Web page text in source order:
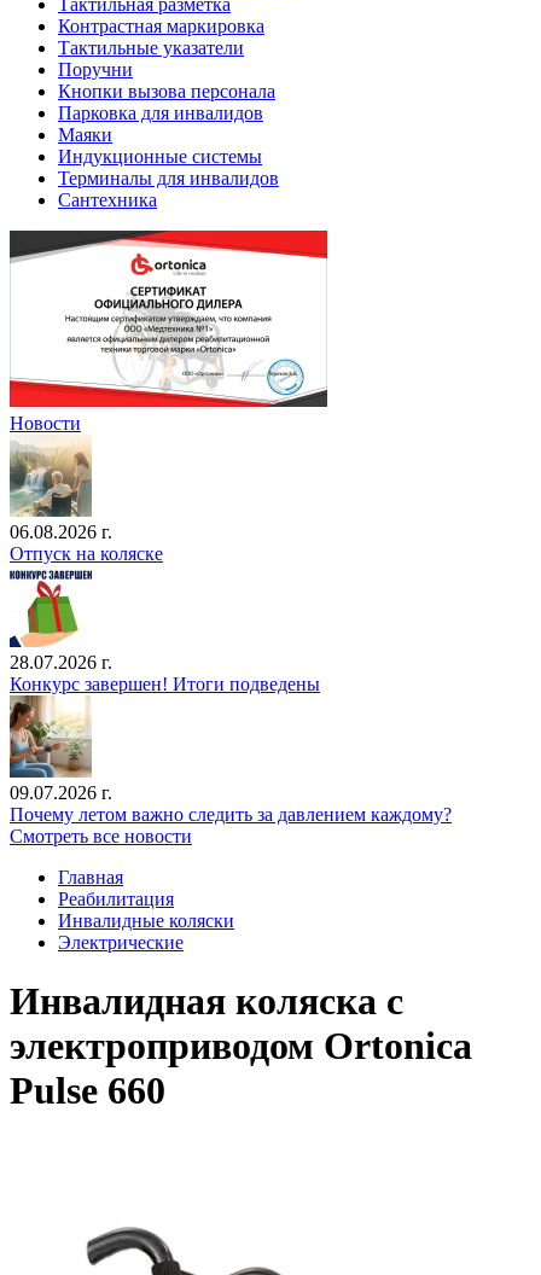
Тактильная разметка
Контрастная маркировка
Тактильные указатели
Поручни
Кнопки вызова персонала
Парковка для инвалидов
Маяки
Индукционные системы
Терминалы для инвалидов
Сантехника
Новости
06.08.2026 г.
Отпуск на коляске
28.07.2026 г.
Конкурс завершен! Итоги подведены
09.07.2026 г.
Почему летом важно следить за давлением каждому?
Смотреть все новости
Главная
Реабилитация
Инвалидные коляски
Электрические
Инвалидная коляска с
электроприводом Ortonica
Pulse 660